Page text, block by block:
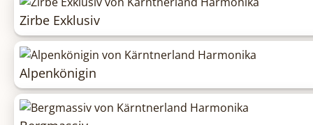
Zirbe Exklusiv
Alpenkönigin